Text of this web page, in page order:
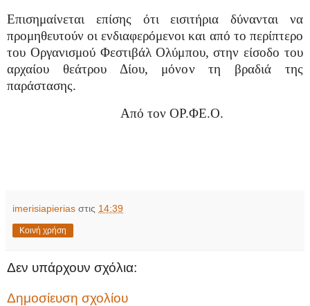
Επισημαίνεται επίσης ότι εισιτήρια δύνανται να
προμηθευτούν οι ενδιαφερόμενοι και από το περίπτερο
του Οργανισμού Φεστιβάλ Ολύμπου, στην είσοδο του
αρχαίου θεάτρου Δίου, μόνον τη βραδιά της
παράστασης.
Από τον ΟΡ.ΦΕ.Ο.
imerisiapierias στις 14:39
Κοινή χρήση
Δεν υπάρχουν σχόλια:
Δημοσίευση σχολίου